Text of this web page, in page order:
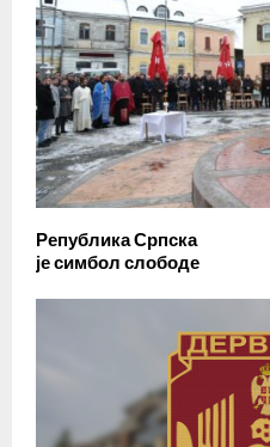
Република Српска
је симбол слободе